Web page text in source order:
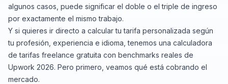
algunos casos, puede significar el doble o el triple de ingreso
por exactamente el mismo trabajo.
Y si quieres ir directo a calcular tu tarifa personalizada según
tu profesión, experiencia e idioma, tenemos una calculadora
de tarifas freelance gratuita con benchmarks reales de
Upwork 2026. Pero primero, veamos qué está cobrando el
mercado.